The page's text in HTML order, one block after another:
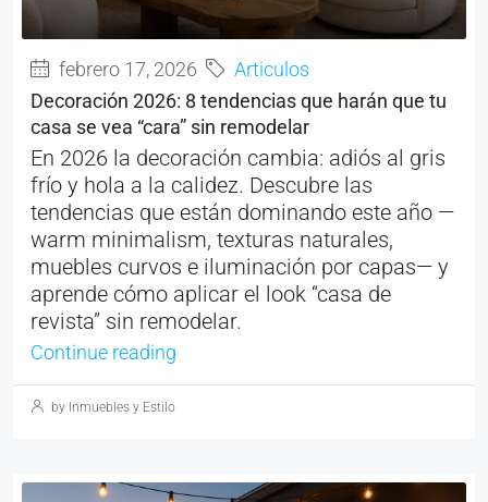
febrero 17, 2026 Articulos
Decoración 2026: 8 tendencias que harán que tu
casa se vea “cara” sin remodelar
En 2026 la decoración cambia: adiós al gris
frío y hola a la calidez. Descubre las
tendencias que están dominando este año —
warm minimalism, texturas naturales,
muebles curvos e iluminación por capas— y
aprende cómo aplicar el look “casa de
revista” sin remodelar.
Continue reading
by Inmuebles y Estilo